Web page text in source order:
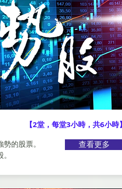
【2堂，每堂3小時，共6小時】
的股票。
查看更多